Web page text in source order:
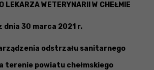
LEKARZA WETERYNARII W CHEŁMIE
dnia 30 marca 2021 r.
odstrzału sanitarnego
terenie powiatu chełmskiego